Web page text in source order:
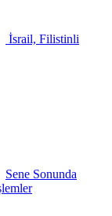
İsrail, Filistinli
Sene Sonunda